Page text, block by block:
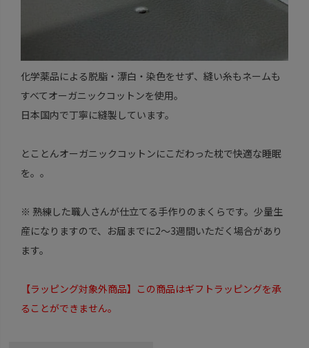
化学薬品による脱脂・漂白・染色をせず、縫い糸もネームも
すべてオーガニックコットンを使用。
日本国内で丁寧に縫製しています。
とことんオーガニックコットンにこだわった枕で快適な睡眠
を。。
※ 熟練した職人さんが仕立てる手作りのまくらです。少量生
産になりますので、お届までに2～3週間いただく場合があり
ます。
【ラッピング対象外商品】この商品はギフトラッピングを承
ることができません。